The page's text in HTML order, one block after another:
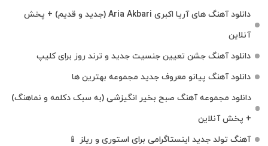
دانلود آهنگ های آریا اکبری Aria Akbari (جدید و قدیم) + پخش
آنلاین
دانلود آهنگ جشن تعیین جنسیت جدید و ترند روز برای کلیپ
دانلود آهنگ پیانو معروف جدید مجموعه بهترین ها
دانلود مجموعه آهنگ صبح بخیر انگیزشی (به سبک دکلمه و نماهنگ)
+ پخش آنلاین
آهنگ تولد جدید اینستاگرامی برای استوری و ریلز 📱